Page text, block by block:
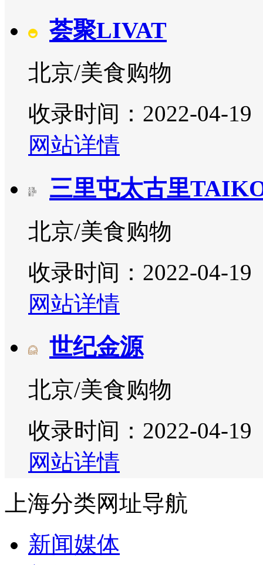
荟聚LIVAT
北京/美食购物
收录时间：2022-04-19
网站详情
三里屯太古里
北京/美食购物
收录时间：2022-04-19
网站详情
世纪金源
北京/美食购物
收录时间：2022-04-19
网站详情
上海分类网址导航
新闻媒体